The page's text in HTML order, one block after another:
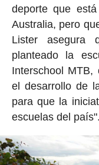
deporte que
Australia, pero
Lister
planteado la
Interschool
el desarrollo de
para que la
escuelas del país".